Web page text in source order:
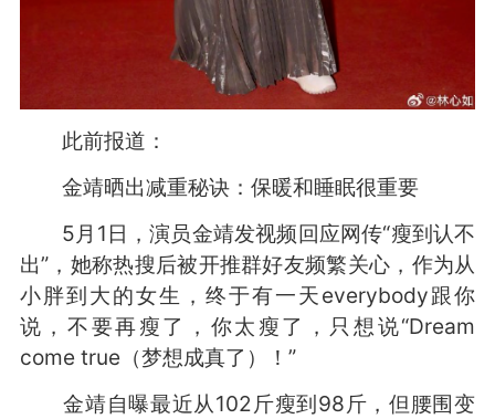
此前报道：
金靖晒出减重秘诀：保暖和睡眠很重要
5月1日，演员金靖发视频回应网传“瘦到认不
出”，她称热搜后被开推群好友频繁关心，作为从
小胖到大的女生，终于有一天everybody跟你
说，不要再瘦了，你太瘦了，只想说“Dream
come true（梦想成真了）！”
金靖自曝最近从102斤瘦到98斤，但腰围变